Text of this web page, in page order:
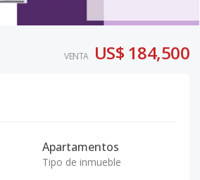
VENTA US$ 184,500
Apartamentos
Tipo de inmueble